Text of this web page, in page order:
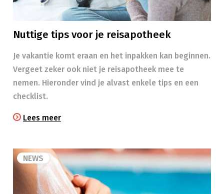
Nuttige tips voor je reisapotheek
Je vakantie komt eraan en het inpakken kan beginnen.
Vergeet zeker ook niet je reisapotheek mee te
nemen. Hieronder vind je alvast enkele tips en een
checklist.
Lees meer
NEWS